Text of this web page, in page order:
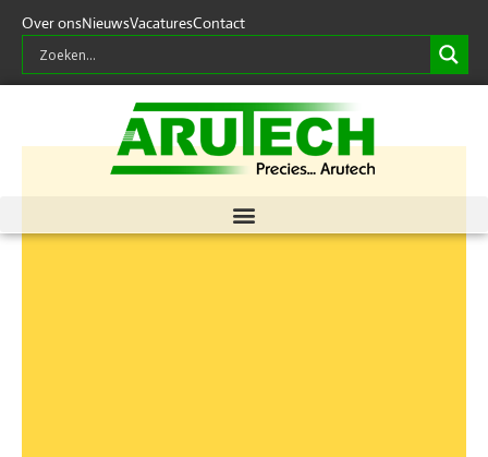
Over onsNieuwsVacaturesContact